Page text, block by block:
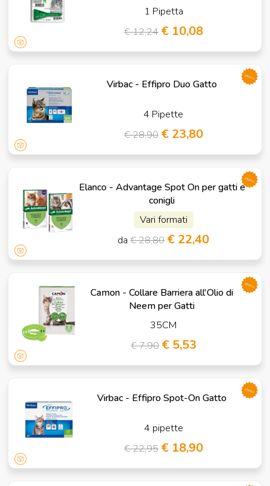
1 Pipetta
€ 12,24 € 10,08
Virbac - Effipro Duo Gatto
4 Pipette
€ 28,90 € 23,80
promo
Elanco - Advantage Spot On per gatti e
conigli
Vari formati
da€ 28,80 € 22,40
promo
Camon - Collare Barriera all'Olio di
Neem per Gatti
35CM
€ 7,90 € 5,53
promo
Virbac - Effipro Spot-On Gatto
4 pipette
€ 22,95 € 18,90
promo